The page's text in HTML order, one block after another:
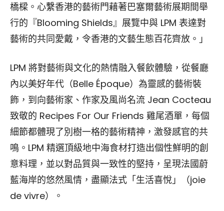
橋樑。心繫香港的藝術門藉著巴塞爾藝術展期間舉
行的『Blooming Shields』展覽中與 LPM 表達對
藝術的共同愛戴，令香港的文藝生態百花齊放。」
LPM 將對藝術與文化的熱情融入餐飲體驗，從餐廳
內以美好年代（Belle Époque）為靈感的藝術裝
飾，到向藝術家、作家及風尚名流 Jean Cocteau
致敬的 Recipes For Our Friends 雞尾酒單，每個
細節都體現了別樹一格的藝術精神，激發感官的共
鳴。LPM 精選頂級地中海食材打造出個性鮮明的創
意料理，並以對品質與一致性的堅持，呈現法國蔚
藍海岸的悠然風情，盡顯法式「生活喜悅」（joie
de vivre）。